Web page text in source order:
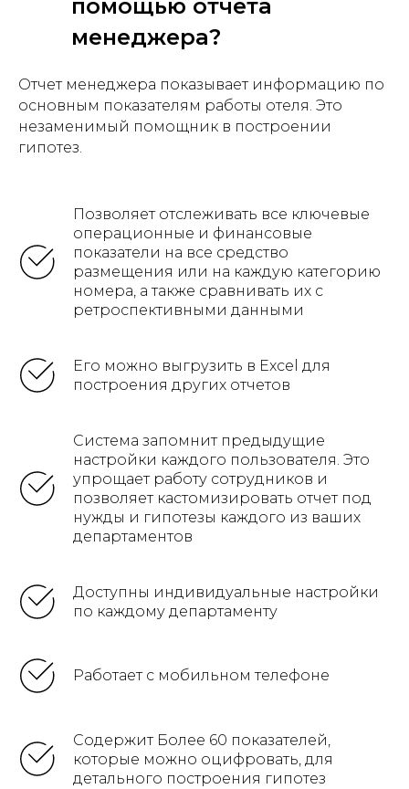
помощью отчета
менеджера?
Отчет менеджера показывает информацию по
основным показателям работы отеля. Это
незаменимый помощник в построении
гипотез.
Позволяет отслеживать все ключевые
операционные и финансовые
показатели на все средство
размещения или на каждую категорию
номера, а также сравнивать их с
ретроспективными данными
Его можно выгрузить в Excel для
построения других отчетов
Система запомнит предыдущие
настройки каждого пользователя. Это
упрощает работу сотрудников и
позволяет кастомизировать отчет под
нужды и гипотезы каждого из ваших
департаментов
Доступны индивидуальные настройки
по каждому департаменту
Работает с мобильном телефоне
Содержит Более 60 показателей,
которые можно оцифровать, для
детального построения гипотез